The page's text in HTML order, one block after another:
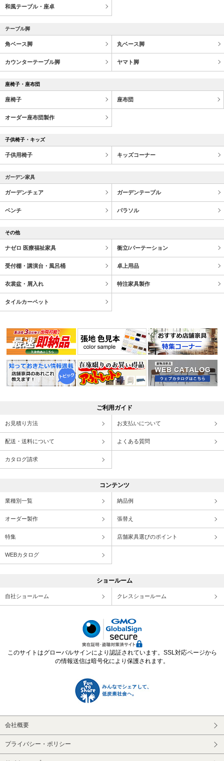
和風テーブル・座卓
テーブル脚
角ベース脚 丸ベース脚
カウンターテーブル脚 ヤマト脚
座椅子・座布団
座椅子 座布団
オーダー座布団製作
子供椅子・キッズ
子供用椅子 キッズコーナー
ガーデン家具
ガーデンチェア ガーデンテーブル
ベンチ パラソル
その他
ナゼロ 医療福祉家具 衝立/パーテーション
受付棚・講演台・風呂桶 卓上用品
衣裳盆・屑入れ 特注家具製作
タイルカーペット
ご利用ガイド
お見積り方法 お支払いについて
配送・送料について よくある質問
カタログ請求
コンテンツ
業種別一覧 納品例
オーダー製作 張替え
特集 店舗家具選びのポイント
WEBカタログ
ショールーム
自社ショールーム クレスショールーム
このサイトはグローバルサインにより認証されています。SSL対応ページから
の情報送信は暗号化により保護されます。
会社概要
プライバシー・ポリシー